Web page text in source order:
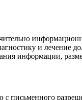
и лечение
информации,
с письменного